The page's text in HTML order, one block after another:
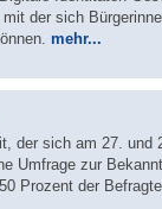
der sich
mehr...
der sich am 27. und
Umfrage zur
Prozent der